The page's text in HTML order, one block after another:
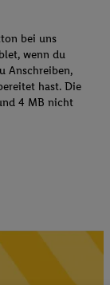
bei uns
wenn du
Anschreiben,
hast. Die
4 MB nicht